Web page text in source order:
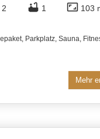
2 bathtub 1 aspect_ratio 103
Parkplatz, Sauna,
Mehr